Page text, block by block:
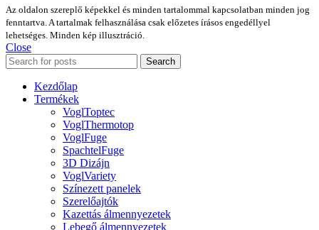
Az oldalon szereplő képekkel és minden tartalommal kapcsolatban minden jog
fenntartva. A tartalmak felhasználása csak előzetes írásos engedéllyel
lehetséges. Minden kép illusztráció.
Close
Search
Kezdőlap
Termékek
VoglToptec
VoglThermotop
VoglFuge
SpachtelFuge
3D Dizájn
VoglVariety
Színezett panelek
Szerelőajtók
Kazettás álmennyezetek
Lebegő álmennyezetek